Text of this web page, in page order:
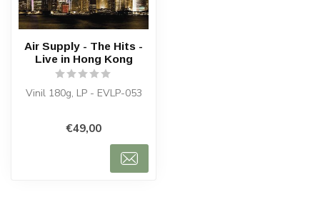
Air Supply - The Hits -
Live in Hong Kong
Vinil 180g, LP - EVLP-053
€49,00